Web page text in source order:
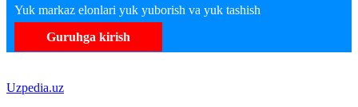
Yuk markaz elonlari yuk yuborish va yuk tashish
Guruhga kirish
Uzpedia.uz